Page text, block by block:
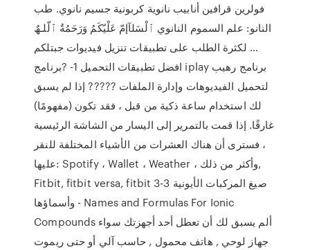
فولرين قرافين أنابيب نانوية كربونية جسيم نانوي. طب
النانو: علم السموم النانوي ٱلْسَلآإمّ عَلْيّكَمُ وَرَحَمُةٌ ٱلّلـھٌ
… لكثرة الطلب على تطبيقات تنزيل فيديوات جبتلكم
افضل تطبيقات التحميل 1- ?برنامج iplay برنامج رهيب
لتحميل الفيديوهات وإدارة الملفات ????? إذا لم يسبق
لك استخدام ساعة ذكية من قبل ، فقد تكون (مفهومًا)
غارقًا. إذا قمت بالتمرير إلى اليسار من الشاشة الرئيسية
، فسترى أن هناك العشرات من الأشياء المختلفة للنقر
عليها: Spotify ، Wallet ، Weather ، وأكثر من ذلك,
Fitbit, fitbit versa, fitbit 3-3 صيغ المركبات الأيونية
وأسماؤها - Names and Formulas For Ionic
Compounds ألم يسبق لك أن تعطل أحد أجهزتك سواء
جهاز لوحي , هاتف محمول , حاسب آلي أو حتى ريموت